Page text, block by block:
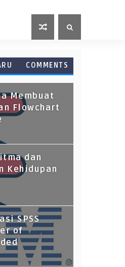
COMMENTS
Membuat
Flowchart
dan
Kehidupan
SPSS
of